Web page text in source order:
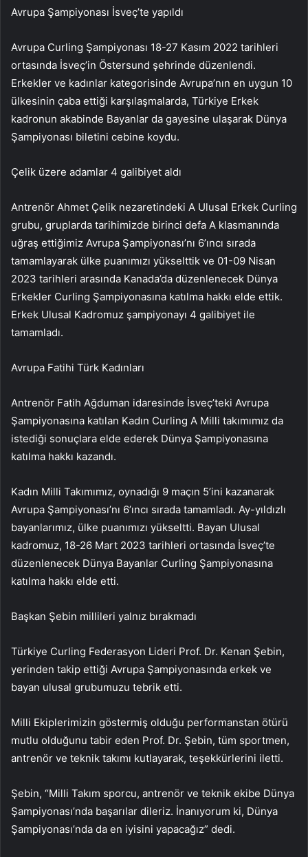
Avrupa Şampiyonası İsveç’te yapıldı
Avrupa Curling Şampiyonası 18-27 Kasım 2022 tarihleri
ortasında İsveç’in Östersund şehrinde düzenlendi.
Erkekler ve kadınlar kategorisinde Avrupa’nın en uygun 10
ülkesinin çaba ettiği karşılaşmalarda, Türkiye Erkek
kadronun akabinde Bayanlar da gayesine ulaşarak Dünya
Şampiyonası biletini cebine koydu.
Çelik üzere adamlar 4 galibiyet aldı
Antrenör Ahmet Çelik nezaretindeki A Ulusal Erkek Curling
grubu, gruplarda tarihimizde birinci defa A klasmanında
uğraş ettiğimiz Avrupa Şampiyonası’nı 6’ıncı sırada
tamamlayarak ülke puanımızı yükselttik ve 01-09 Nisan
2023 tarihleri arasında Kanada’da düzenlenecek Dünya
Erkekler Curling Şampiyonasına katılma hakkı elde ettik.
Erkek Ulusal Kadromuz şampiyonayı 4 galibiyet ile
tamamladı.
Avrupa Fatihi Türk Kadınları
Antrenör Fatih Ağduman idaresinde İsveç’teki Avrupa
Şampiyonasına katılan Kadın Curling A Milli takımımız da
istediği sonuçlara elde ederek Dünya Şampiyonasına
katılma hakkı kazandı.
Kadın Milli Takımımız, oynadığı 9 maçın 5’ini kazanarak
Avrupa Şampiyonası’nı 6’ıncı sırada tamamladı. Ay-yıldızlı
bayanlarımız, ülke puanımızı yükseltti. Bayan Ulusal
kadromuz, 18-26 Mart 2023 tarihleri ortasında İsveç’te
düzenlenecek Dünya Bayanlar Curling Şampiyonasına
katılma hakkı elde etti.
Başkan Şebin millileri yalnız bırakmadı
Türkiye Curling Federasyon Lideri Prof. Dr. Kenan Şebin,
yerinden takip ettiği Avrupa Şampiyonasında erkek ve
bayan ulusal grubumuzu tebrik etti.
Milli Ekiplerimizin göstermiş olduğu performanstan ötürü
mutlu olduğunu tabir eden Prof. Dr. Şebin, tüm sportmen,
antrenör ve teknik takımı kutlayarak, teşekkürlerini iletti.
Şebin, “Milli Takım sporcu, antrenör ve teknik ekibe Dünya
Şampiyonası’nda başarılar dileriz. İnanıyorum ki, Dünya
Şampiyonası’nda da en iyisini yapacağız” dedi.